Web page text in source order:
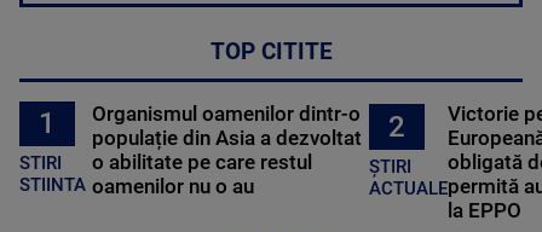
TOP CITITE
1
STIRI
STIINTA
Organismul oamenilor dintr-o
populație din Asia a dezvoltat
o abilitate pe care restul
oamenilor nu o au
2
ȘTIRI
ACTUALE
Victorie
obligată
permită
la EPPO